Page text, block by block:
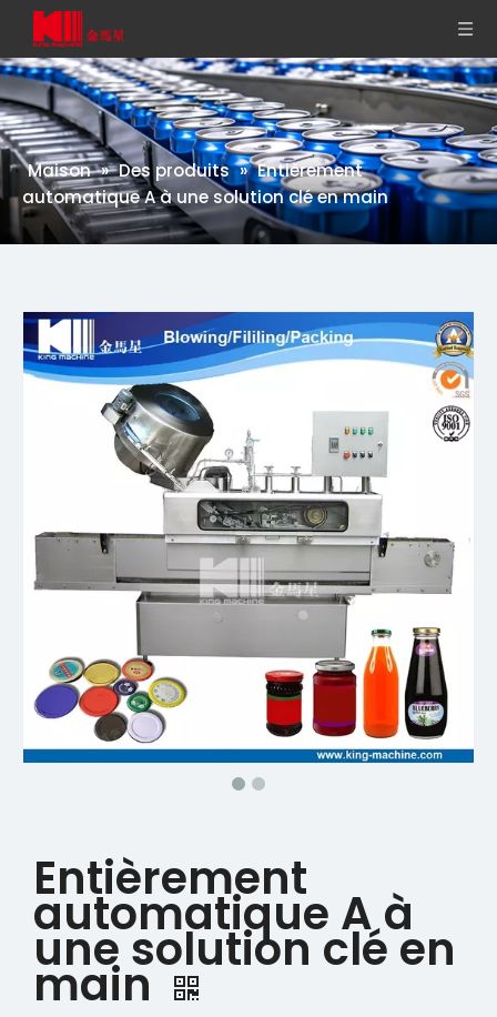
Maison » Des produits » Entièrement
automatique A à une solution clé en main
Entièrement
automatique A à
une solution clé en
main